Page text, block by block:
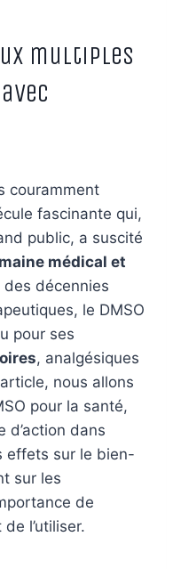
multiples
couramment
fascinante qui,
public, a suscité
médical et
décennies
le DMSO
pour ses
, analgésiques
nous allons
pour la santé,
d’action dans
effets sur le bien-
sur les
de
l’utiliser.